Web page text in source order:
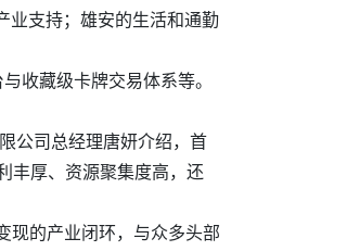
业支持；雄安的生活和通勤
收藏级卡牌交易体系等。
公司总经理唐妍介绍，首
丰厚、资源聚集度高，还
现的产业闭环，与众多头部